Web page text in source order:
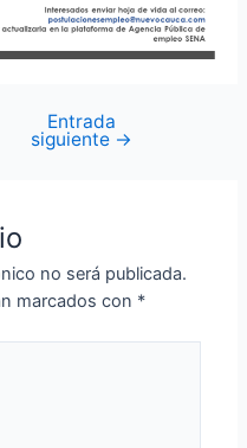
Entrada
siguiente →
no será publicada.
marcados con *